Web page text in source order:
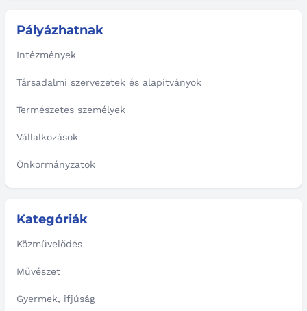
Pályázhatnak
Intézmények
Társadalmi szervezetek és alapítványok
Természetes személyek
Vállalkozások
Önkormányzatok
Kategóriák
Közművelődés
Művészet
Gyermek, ifjúság